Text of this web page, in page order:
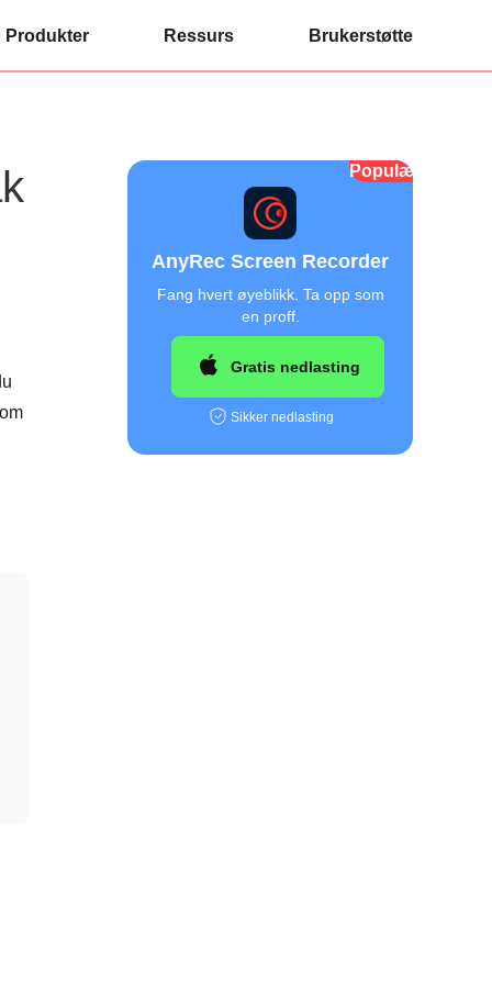
Produkter Ressurs Brukerstøtte
Populær
AnyRec Screen Recorder
Fang hvert øyeblikk. Ta opp som
en proff.
Gratis nedlasting
Sikker nedlasting